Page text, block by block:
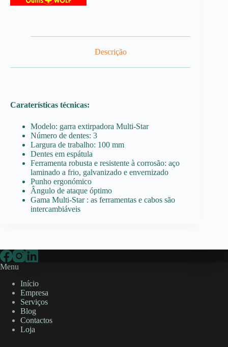
Descrição
Caraterísticas técnicas:
Modelo: garra extirpadora Multi-Star
Número de dentes: 3
Largura de trabalho: 100 mm
Dentes em espátula
Ferramenta robusta e resistente à corrosão: aço
laminado a frio, galvanizado e envernizado
Punho ergonómico
Ângulo de ataque óptimo
Gama Multi-Star : as ferramentas e cabos são
intercambiáveis
Menu
Início
Empresa
Serviços
Blog
Contactos
Loja